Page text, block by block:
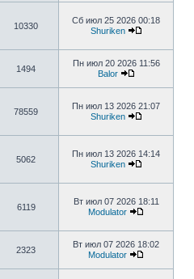
10330
Сб июл 25 2026 00:18
Shuriken
1494
Пн июл 20 2026 11:56
Balor
78559
Пн июл 13 2026 21:07
Shuriken
5062
Пн июл 13 2026 14:14
Shuriken
6119
Вт июл 07 2026 18:11
Modulator
2323
Вт июл 07 2026 18:02
Modulator